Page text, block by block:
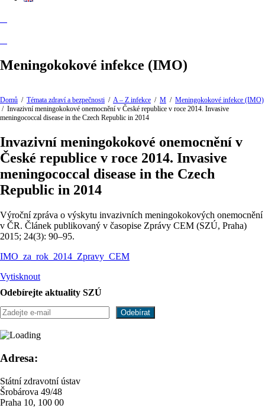
Meningokokové infekce (IMO)
Domů / Témata zdraví a bezpečnosti / A – Z infekce / M / Meningokokové infekce (IMO)
/ Invazivní meningokokové onemocnění v České republice v roce 2014. Invasive
meningococcal disease in the Czech Republic in 2014
Invazivní meningokokové onemocnění v
České republice v roce 2014. Invasive
meningococcal disease in the Czech
Republic in 2014
Výroční zpráva o výskytu invazivních meningokokových onemocnění
v ČR. Článek publikovaný v časopise Zprávy CEM (SZÚ, Praha)
2015; 24(3): 90–95.
IMO_za_rok_2014_Zpravy_CEM
Vytisknout
Odebírejte aktuality SZÚ
Adresa:
Státní zdravotní ústav
Šrobárova 49/48
Praha 10, 100 00